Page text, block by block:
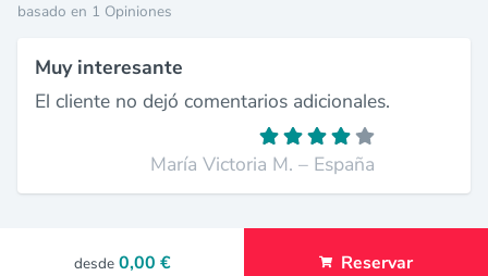
basado en 1 Opiniones
Muy interesante
El cliente no dejó comentarios adicionales.
María Victoria M. – España
desde 0,00 € Reservar